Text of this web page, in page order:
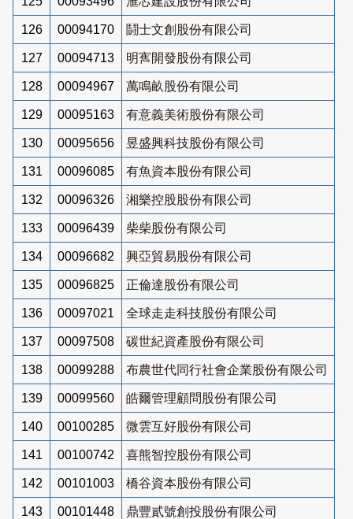
126 00094170 鬪士文創股份有限公司
127 00094713 明寯開發股份有限公司
128 00094967 萬鳴畝股份有限公司
129 00095163 有意義美術股份有限公司
130 00095656 昱盛興科技股份有限公司
131 00096085 有魚資本股份有限公司
132 00096326 湘樂控股股份有限公司
133 00096439 柴柴股份有限公司
134 00096682 興亞貿易股份有限公司
135 00096825 正倫達股份有限公司
136 00097021 全球走走科技股份有限公司
137 00097508 碳世紀資產股份有限公司
138 00099288 布農世代同行社會企業股份有限公司
139 00099560 皓爾管理顧問股份有限公司
140 00100285 微雲互好股份有限公司
141 00100742 喜熊智控股份有限公司
142 00101003 橋谷資本股份有限公司
143 00101448 鼎豐貳號創投股份有限公司